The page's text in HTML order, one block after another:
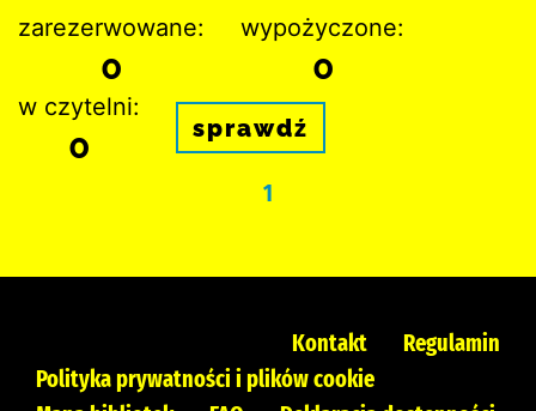
zarezerwowane:
0
wypożyczone:
0
w czytelni:
0 sprawdź
1
Kontakt
Regulamin
Polityka prywatności i plików cookie